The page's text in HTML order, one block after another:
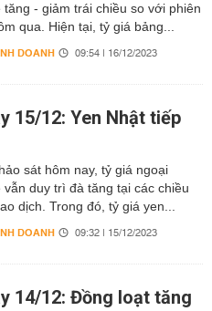
tăng - giảm trái chiều so với phiên
qua. Hiện tại, tỷ giá bảng...
DOANH 09:54 | 16/12/2023
15/12: Yen Nhật tiếp
sát hôm nay, tỷ giá ngoại
vẫn duy trì đà tăng tại các chiều
dịch. Trong đó, tỷ giá yen...
DOANH 09:32 | 15/12/2023
14/12: Đồng loạt tăng